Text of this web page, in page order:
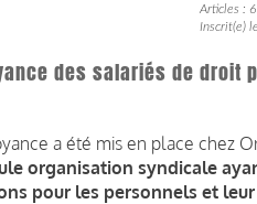
Articles : 6
Inscrit(e)
des salariés de droit
a été mis en place chez
organisation syndicale
pour les personnels et